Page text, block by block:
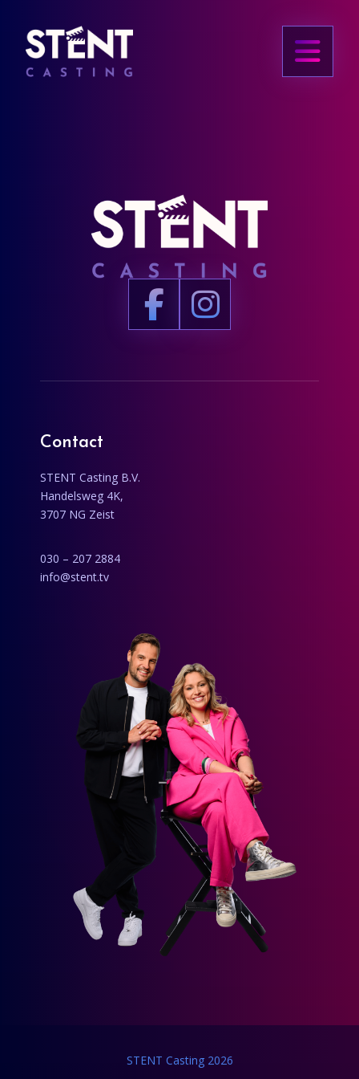
Contact
STENT Casting B.V.
Handelsweg 4K,
3707 NG Zeist
030 – 207 2884
info@stent.tv
STENT Casting 2026